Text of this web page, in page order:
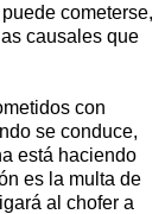
cometerse,
causales que
con
se conduce,
está haciendo
es la multa de
al chofer a